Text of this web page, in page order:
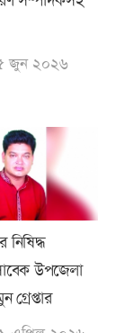
জুন ২০২৬
উপজেলা
গ্রেপ্তার